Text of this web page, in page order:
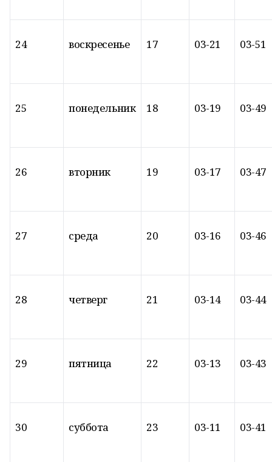
24 воскресенье 17 03-21 03-51
25 понедельник 18 03-19 03-49
26 вторник 19 03-17 03-47
27 среда 20 03-16 03-46
28 четверг 21 03-14 03-44
29 пятница 22 03-13 03-43
30 суббота 23 03-11 03-41